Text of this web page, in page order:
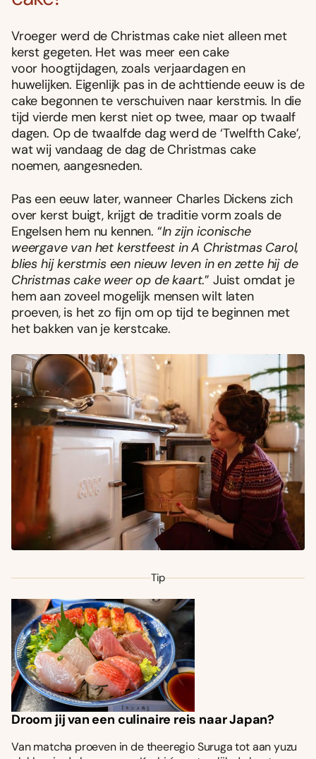
Vroeger werd de Christmas cake niet alleen met
kerst gegeten. Het was meer een cake
voor hoogtijdagen, zoals verjaardagen en
huwelijken. Eigenlijk pas in de achttiende eeuw is de
cake begonnen te verschuiven naar kerstmis. In die
tijd vierde men kerst niet op twee, maar op twaalf
dagen. Op de twaalfde dag werd de ‘Twelfth Cake’,
wat wij vandaag de dag de Christmas cake
noemen, aangesneden.
Pas een eeuw later, wanneer Charles Dickens zich
over kerst buigt, krijgt de traditie vorm zoals de
Engelsen hem nu kennen. “In zijn iconische
weergave van het kerstfeest in A Christmas Carol,
blies hij kerstmis een nieuw leven in en zette hij de
Christmas cake weer op de kaart.” Juist omdat je
hem aan zoveel mogelijk mensen wilt laten
proeven, is het zo fijn om op tijd te beginnen met
het bakken van je kerstcake.
Tip
Droom jij van een culinaire reis naar Japan?
Van matcha proeven in de theeregio Suruga tot aan yuzu